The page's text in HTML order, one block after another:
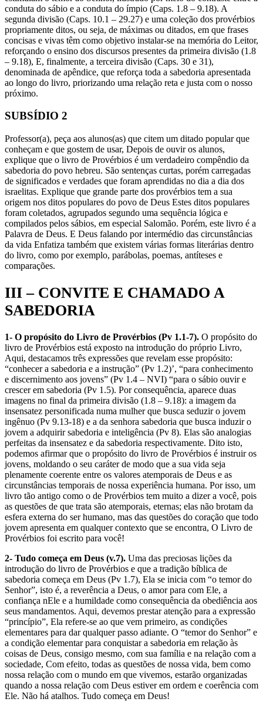
conduta do sábio e a conduta do ímpio (Caps. 1.8 – 9.18). A
segunda divisão (Caps. 10.1 – 29.27) e uma coleção dos provérbios
propriamente ditos, ou seja, de máximas ou ditados, em que frases
concisas e vivas têm como objetivo instalar-se na memória do Leitor,
reforçando o ensino dos discursos presentes da primeira divisão (1.8
– 9.18), E, finalmente, a terceira divisão (Caps. 30 e 31),
denominada de apêndice, que reforça toda a sabedoria apresentada
ao longo do livro, priorizando uma relação reta e justa com o nosso
próximo.
SUBSÍDIO 2
Professor(a), peça aos alunos(as) que citem um ditado popular que
conheçam e que gostem de usar, Depois de ouvir os alunos,
explique que o livro de Provérbios é um verdadeiro compêndio da
sabedoria do povo hebreu. São sentenças curtas, porém carregadas
de significados e verdades que foram aprendidas no dia a dia dos
israelitas. Explique que grande parte dos provérbios tem a sua
origem nos ditos populares do povo de Deus Estes ditos populares
foram coletados, agrupados segundo uma sequência lógica e
compilados pelos sábios, em especial Salomão. Porém, este livro é a
Palavra de Deus. E Deus falando por intermédio das circunstâncias
da vida Enfatiza também que existem várias formas literárias dentro
do livro, como por exemplo, parábolas, poemas, antíteses e
comparações.
III – CONVITE E CHAMADO A
SABEDORIA
1- O propósito do Livro de Provérbios (Pv 1.1-7). O propósito do
livro de Provérbios está exposto na introdução do próprio Livro,
Aqui, destacamos três expressões que revelam esse propósito:
“conhecer a sabedoria e a instrução” (Pv 1.2)’, “para conhecimento
e discernimento aos jovens” (Pv 1.4 – NVI) “para o sábio ouvir e
crescer em sabedoria (Pv 1.5). Por consequência, aparece duas
imagens no final da primeira divisão (1.8 – 9.18): a imagem da
insensatez personificada numa mulher que busca seduzir o jovem
ingênuo (Pv 9.13-18) e a da senhora sabedoria que busca induzir o
jovem a adquirir sabedoria e inteligência (Pv 8). Elas são analogias
perfeitas da insensatez e da sabedoria respectivamente. Dito isto,
podemos afirmar que o propósito do livro de Provérbios é instruir os
jovens, moldando o seu caráter de modo que a sua vida seja
plenamente coerente entre os valores atemporais de Deus e as
circunstâncias temporais de nossa experiência humana. Por isso, um
livro tão antigo como o de Provérbios tem muito a dizer a você, pois
as questões de que trata são atemporais, eternas; elas não brotam da
esfera externa do ser humano, mas das questões do coração que todo
jovem apresenta em qualquer contexto que se encontra, O Livro de
Provérbios foi escrito para você!
2- Tudo começa em Deus (v.7). Uma das preciosas lições da
introdução do livro de Provérbios e que a tradição bíblica de
sabedoria começa em Deus (Pv 1.7), Ela se inicia com “o temor do
Senhor”, isto é, a reverência a Deus, o amor para com Ele, a
confiança nEle e a humildade como consequência da obediência aos
seus mandamentos. Aqui, devemos prestar atenção para a expressão
“princípio”, Ela refere-se ao que vem primeiro, as condições
elementares para dar qualquer passo adiante. O “temor do Senhor” e
a condição elementar para conquistar a sabedoria em relação às
coisas de Deus, consigo mesmo, com sua família e na relação com a
sociedade, Com efeito, todas as questões de nossa vida, bem como
nossa relação com o mundo em que vivemos, estarão organizadas
quando a nossa relação com Deus estiver em ordem e coerência com
Ele. Não há atalhos. Tudo começa em Deus!